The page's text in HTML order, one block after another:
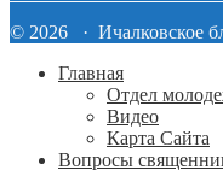
© 2026 · Ичалковское
Главная
Отдел
Видео
Карта Сайта
Вопросы